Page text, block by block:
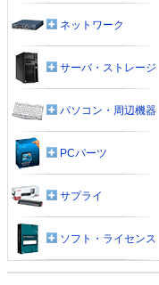
ネットワーク
サーバ・ストレージ
パソコン・周辺機器
PCパーツ
サプライ
ソフト・ライセンス